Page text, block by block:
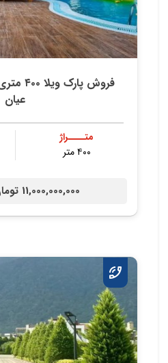
فروش
عیان
متــــراژ
۴۰۰ متر
11,000,000,000 تومان /